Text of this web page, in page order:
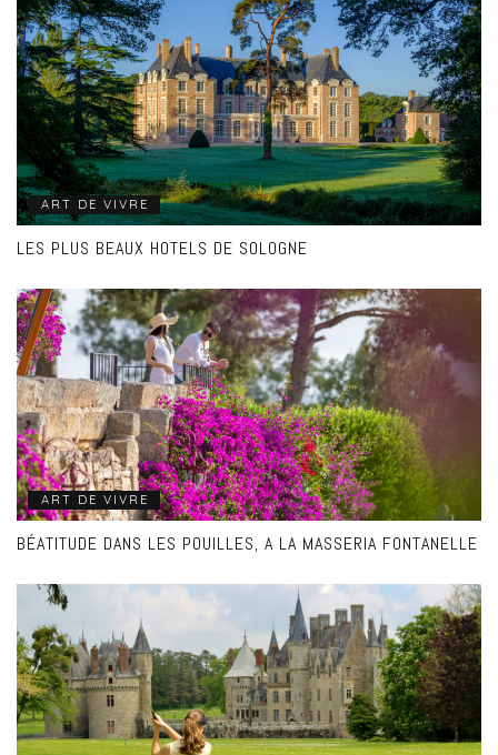
ART DE VIVRE
LES PLUS BEAUX HOTELS DE SOLOGNE
ART DE VIVRE
BÉATITUDE DANS LES POUILLES, A LA MASSERIA FONTANELLE